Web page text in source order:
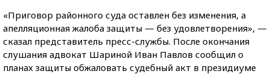
«Приговор районного суда оставлен без изменения, а
апелляционная жалоба защиты — без удовлетворения», —
сказал представитель пресс-службы. После окончания
слушания адвокат Шариной Иван Павлов сообщил о
планах защиты обжаловать судебный акт в президиуме